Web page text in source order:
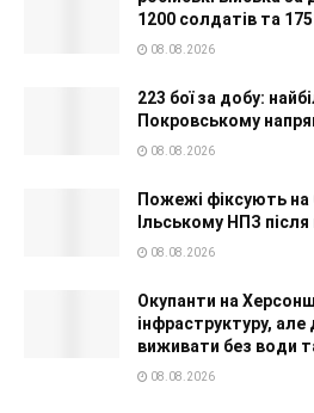
1200 солдатів та
08.08.2026
223 бої за добу:
Покровському
08.08.2026
Пожежі фіксують
Ільському НПЗ після
08.08.2026
Окупанти на
інфраструктуру,
виживати без води
08.08.2026